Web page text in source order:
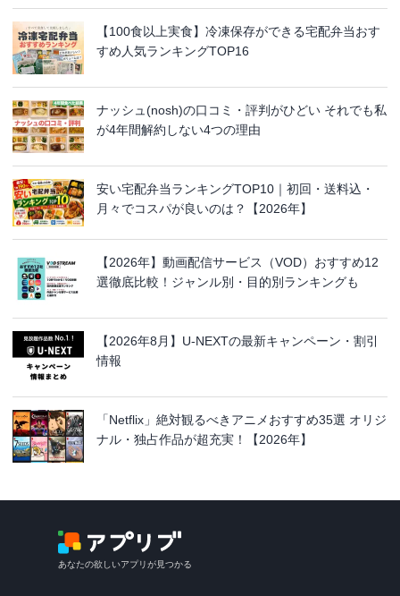
【100食以上実食】冷凍保存ができる宅配弁当おす
すめ人気ランキングTOP16
ナッシュ(nosh)の口コミ・評判がひどい それでも私
が4年間解約しない4つの理由
安い宅配弁当ランキングTOP10｜初回・送料込・
月々でコスパが良いのは？【2026年】
【2026年】動画配信サービス（VOD）おすすめ12
選徹底比較！ジャンル別・目的別ランキングも
【2026年8月】U-NEXTの最新キャンペーン・割引
情報
「Netflix」絶対観るべきアニメおすすめ35選 オリジ
ナル・独占作品が超充実！【2026年】
あなたの欲しいアプリが見つかる